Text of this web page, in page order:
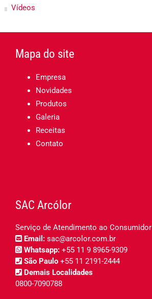
Vídeos
Mapa do site
Empresa
Novidades
Produtos
Galeria
Receitas
Contato
SAC Arcólor
Serviço de Atendimento ao Consumidor
Email: sac@arcolor.com.br
Whatsapp: +55 11 9 8965-9309
São Paulo +55 11 2191-2444
Demais Localidades
0800-7090788